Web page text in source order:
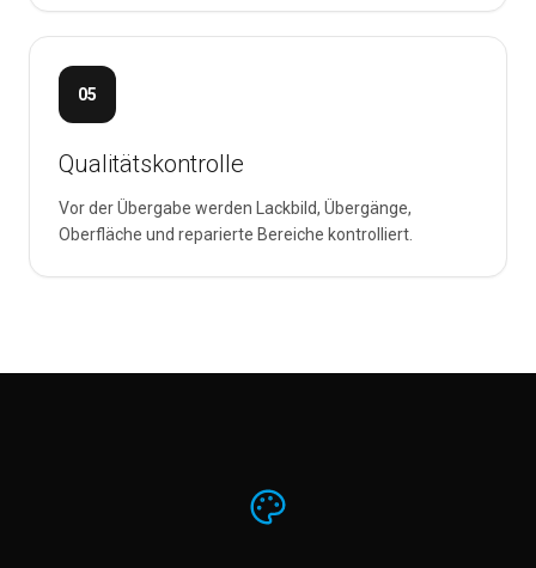
05
Qualitätskontrolle
Vor der Übergabe werden Lackbild, Übergänge,
Oberfläche und reparierte Bereiche kontrolliert.